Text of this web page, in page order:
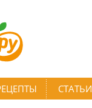
СТАТЬИ